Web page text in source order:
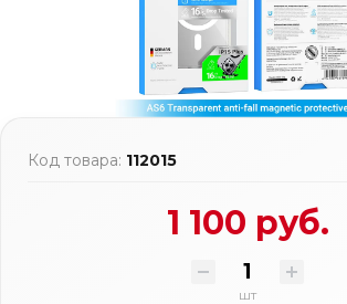
Код товара: 112015
1 100 руб.
шт